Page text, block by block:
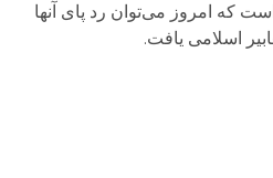
که امروز می‌توان رد پای آنها
اسلامی یافت.